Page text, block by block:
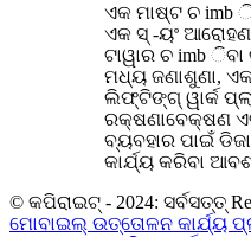
ଏକ ମାଷ୍ଟ ଚ imb
ଏକ ସ୍ -ୟଂ ଆରୋହଣ
ଟାୱାର ଚ imb ିବା
ମଧ୍ୟ ଜଣାଶୁଣା,
ଲିଫ୍ଟିଙ୍ଗ୍ ୱାର୍କ
ରକ୍ଷଣାବେକ୍ଷଣ
ବ୍ୟବହାର ପାଇଁ
କାର୍ଯ୍ୟ କରିବା
© କପିରାଇଟ୍ - 2024: ସର୍ବସତ୍ତ୍
ମୋବାଇଲ୍ ଉତ୍ତୋଳନ କାର୍ଯ୍ୟ